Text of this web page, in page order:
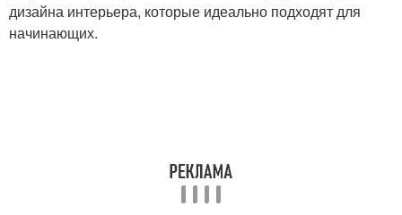
дизайна интерьера, которые идеально подходят для
начинающих.